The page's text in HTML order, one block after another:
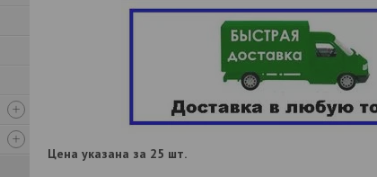
Цена указана за 25 шт.